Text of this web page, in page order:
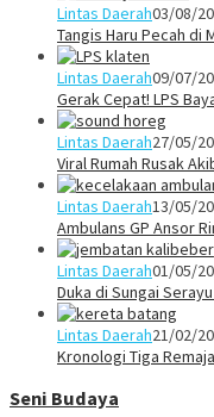
Lintas Daerah03/08/
Tangis Haru Pecah di
Lintas Daerah09/07/
Gerak Cepat! LPS
Lintas Daerah27/05/
Viral Rumah Rusak
Lintas Daerah13/05/
Ambulans GP Ansor
Lintas Daerah01/05/
Duka di Sungai
Lintas Daerah21/02/
Kronologi Tiga
Seni Budaya